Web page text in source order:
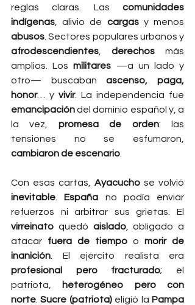
reglas claras. Las comunidades
indígenas , alivio de cargas
abusos
afrodescendientes
derechos más
amplios. Los militares —a un lado y
otro— buscaban ascenso, paga,
honor… y vivir
emancipación del dominio español y, a
la vez, promesa de orden: las
cambiaron de escenario
Con esas cartas, Ayacucho
inevitable
España no podía enviar
virreinato quedó aislado, obligado a
atacar fuera de tiempo o morir de
inanición
profesional pero fracturado; el
patriota,
heterogéneo pero con
norte . Sucre (patriota) eligió la Pampa